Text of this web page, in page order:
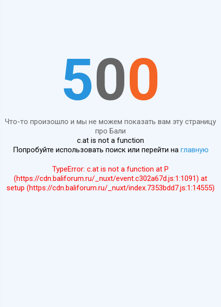
500
Что-то произошло и мы не можем показать вам эту страницу
про Бали
c.at is not a function
Попробуйте использовать поиск или перейти на главную
TypeError: c.at is not a function at P
(https://cdn.baliforum.ru/_nuxt/event.c302a67d.js:1:1091) at
setup (https://cdn.baliforum.ru/_nuxt/index.7353bdd7.js:1:14555)